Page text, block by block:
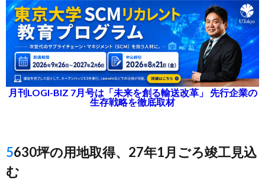
月刊LOGI-BIZ 7月号は「未来を創る輸送改革」 先行企業の
生存戦略を徹底取材
5630坪の用地取得、27年1月ごろ竣工見込
む